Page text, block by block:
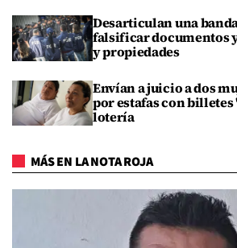
Desarticulan una
falsificar documentos
y propiedades
Envían a juicio a dos
por estafas con
lotería
MÁS EN LA NOTA ROJA